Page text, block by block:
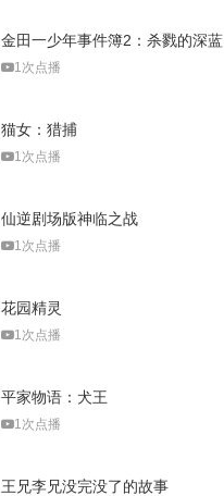
金田一少年事件簿2：杀戮的深蓝
1次点播
猫女：猎捕
1次点播
仙逆剧场版神临之战
1次点播
花园精灵
1次点播
平家物语：犬王
1次点播
王兄李兄没完没了的故事